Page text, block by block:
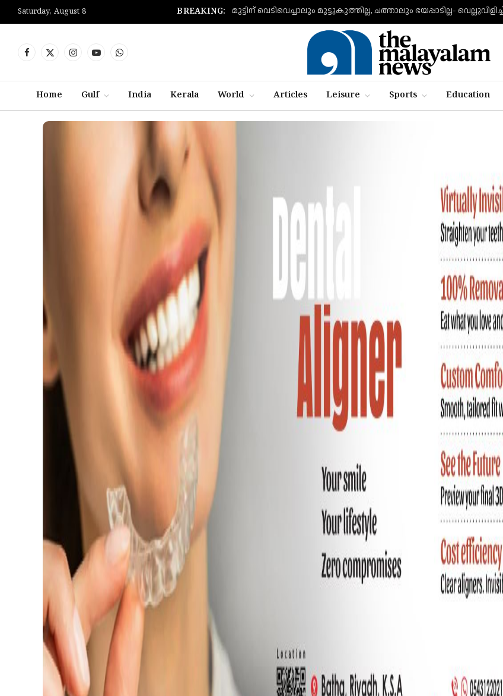
Saturday, August 8 BREAKING:
Facebook
X
InstagramYouTubeWhatsApp
Home Gulf India Kerala World Articles Leisure Sports Education